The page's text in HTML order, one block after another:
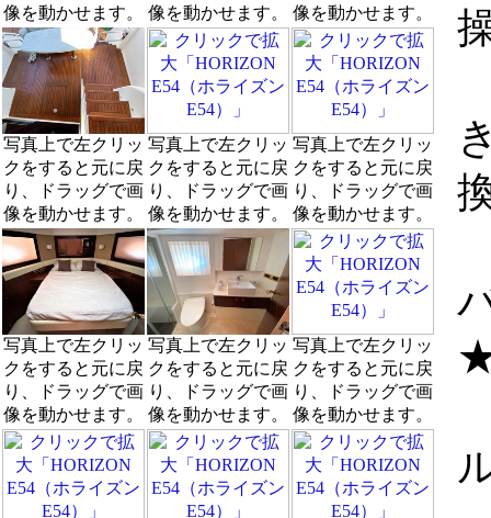
像を動かせます。
像を動かせます。
像を動かせます。
写真上で左クリッ
クをすると元に戻
り、ドラッグで画
像を動かせます。
写真上で左クリッ
クをすると元に戻
り、ドラッグで画
像を動かせます。
写真上で左クリッ
クをすると元に戻
り、ドラッグで画
像を動かせます。
写真上で左クリッ
クをすると元に戻
り、ドラッグで画
像を動かせます。
写真上で左クリッ
クをすると元に戻
り、ドラッグで画
像を動かせます。
写真上で左クリッ
クをすると元に戻
り、ドラッグで画
像を動かせます。